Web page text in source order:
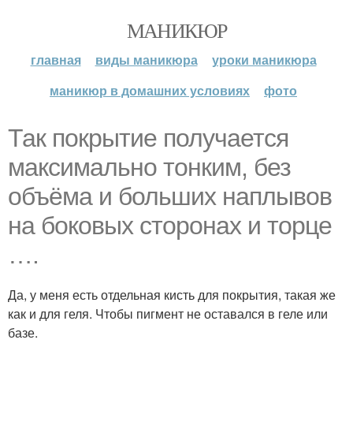
МАНИКЮР
главная виды маникюра
уроки маникюра
маникюр в домашних условиях
фото
Так покрытие получается
максимально тонким, без
объёма и больших наплывов
на боковых сторонах и торце
….
Да, у меня есть отдельная кисть для покрытия, такая же
как и для геля. Чтобы пигмент не оставался в геле или
базе.